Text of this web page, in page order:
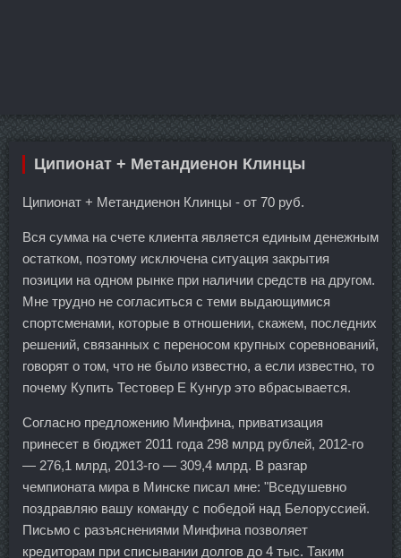
Ципионат + Метандиенон Клинцы
Ципионат + Метандиенон Клинцы - от 70 руб.
Вся сумма на счете клиента является единым денежным
остатком, поэтому исключена ситуация закрытия
позиции на одном рынке при наличии средств на другом.
Мне трудно не согласиться с теми выдающимися
спортсменами, которые в отношении, скажем, последних
решений, связанных с переносом крупных соревнований,
говорят о том, что не было известно, а если известно, то
почему Купить Тестовер Е Кунгур это вбрасывается.
Согласно предложению Минфина, приватизация
принесет в бюджет 2011 года 298 млрд рублей, 2012-го
— 276,1 млрд, 2013-го — 309,4 млрд. В разгар
чемпионата мира в Минске писал мне: "Вседушевно
поздравляю вашу команду с победой над Белоруссией.
Письмо с разъяснениями Минфина позволяет
кредиторам при списывании долгов до 4 тыс. Таким